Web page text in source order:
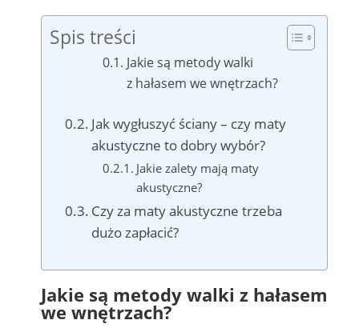
Spis treści
Jakie są metody walki
z hałasem we wnętrzach?
Jak wygłuszyć ściany – czy maty
akustyczne to dobry wybór?
Jakie zalety mają maty
akustyczne?
Czy za maty akustyczne trzeba
dużo zapłacić?
Jakie są metody walki z hałasem
we wnętrzach?